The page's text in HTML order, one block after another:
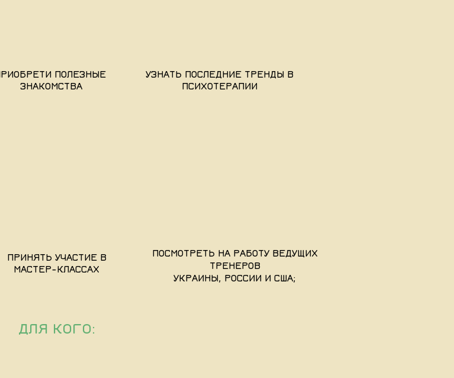
ПОЛЕЗНЫЕ
ЗНАКОМСТВА
УЗНАТЬ ПОСЛЕДНИЕ ТРЕНДЫ В
ПСИХОТЕРАПИИ
ПРИНЯТЬ УЧАСТИЕ В
МАСТЕР-КЛАССАХ
ПОСМОТРЕТЬ НА РАБОТУ ВЕДУЩИХ
ТРЕНЕРОВ
УКРАИНЫ, РОССИИ И США;
ДЛЯ КОГО: